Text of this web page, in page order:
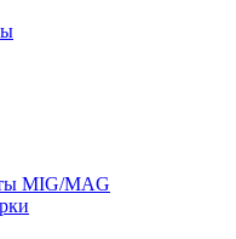
MIG/MAG